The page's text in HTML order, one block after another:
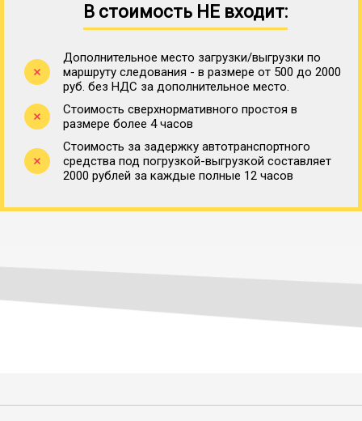
В стоимость НЕ входит:
Дополнительное место загрузки/выгрузки по
маршруту следования - в размере от 500 до 2000
руб. без НДС за дополнительное место.
Стоимость сверхнормативного простоя в
размере более 4 часов
Стоимость за задержку автотранспортного
средства под погрузкой-выгрузкой составляет
2000 рублей за каждые полные 12 часов